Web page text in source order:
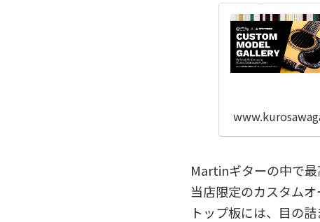
Martinギターの中で
当店限定のカスタムオ
トップ板には、目の